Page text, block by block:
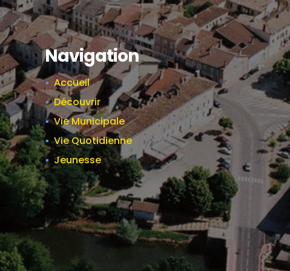
Navigation
Accueil
Découvrir
Vie Municipale
Vie Quotidienne
Jeunesse